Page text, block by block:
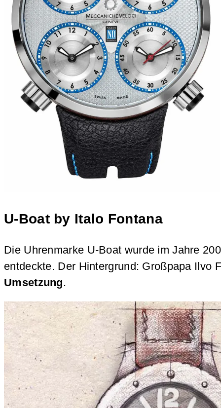
U-Boat by Italo Fontana
Die Uhrenmarke U-Boat wurde im Jahre
entdeckte. Der Hintergrund: Großpapa Ilvo
Umsetzung.